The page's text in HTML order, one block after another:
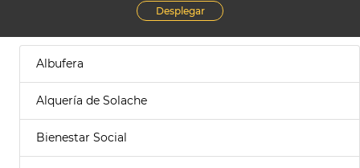
Desplegar
Albufera
Alquería de Solache
Bienestar Social